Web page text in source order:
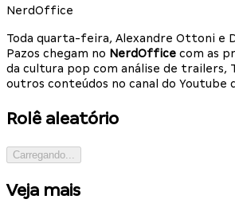
NerdOffice
Toda quarta-feira, Alexandre Ottoni e
Pazos chegam no NerdOffice com as
da cultura pop com análise de trailers,
outros conteúdos no canal do Youtube
Rolê aleatório
Carregando...
Veja mais